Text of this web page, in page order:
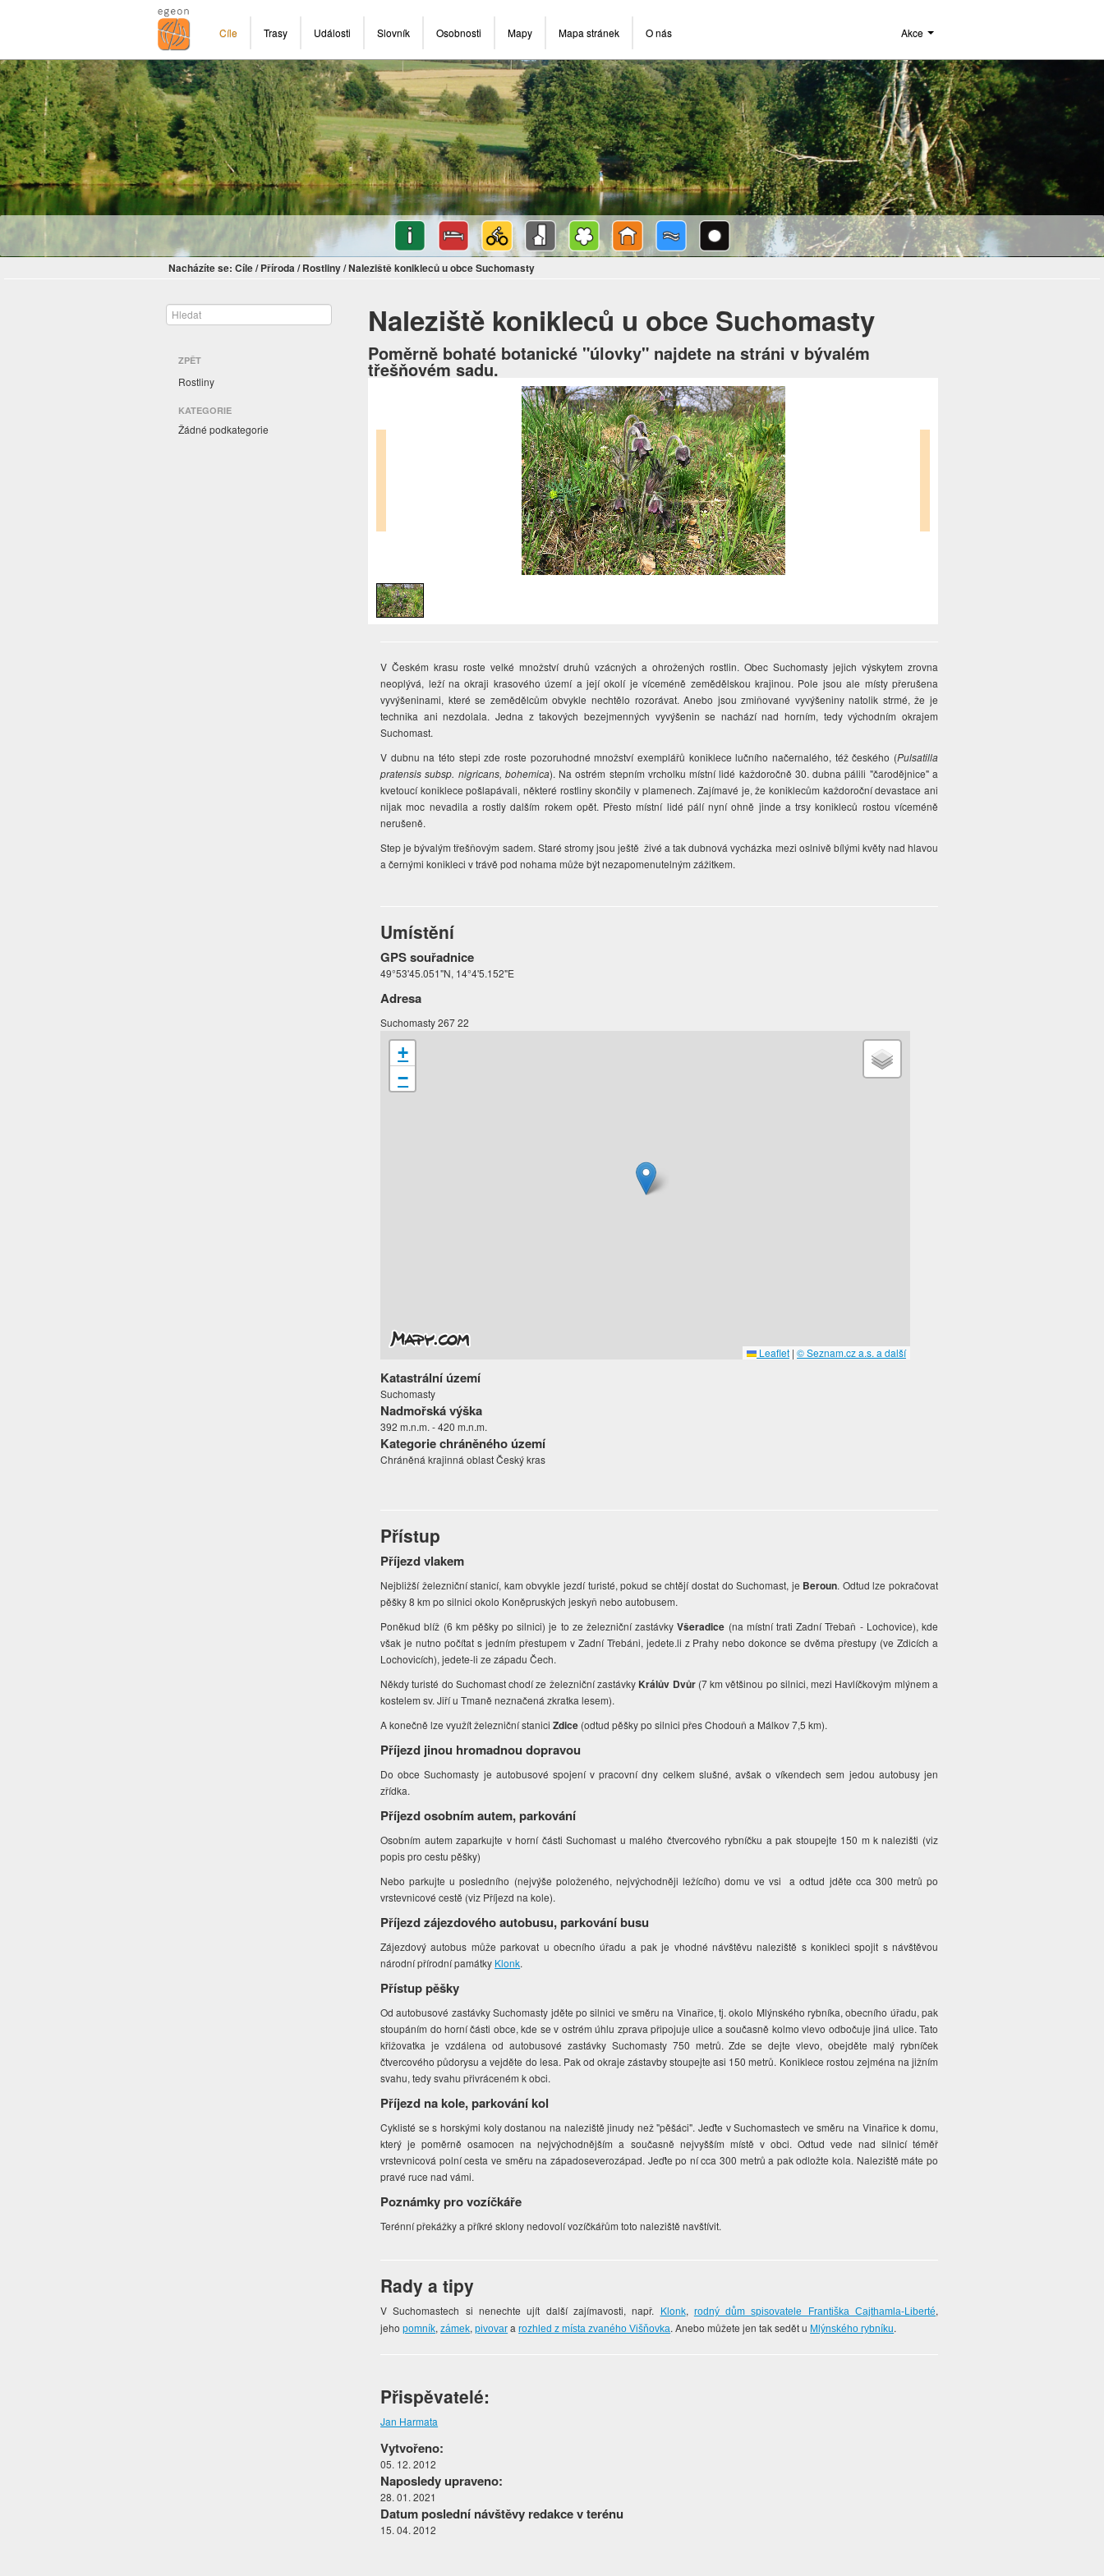
Cíle Trasy Události Slovník Osobnosti Mapy Mapa stránek O nás Akce
Nacházíte se: Cíle/ Příroda/ Rostliny/Naleziště konikleců u obce Suchomasty
ZPĚT
Rostliny
KATEGORIE
Žádné podkategorie
Naleziště konikleců u obce Suchomasty
Poměrně bohaté botanické "úlovky" najdete na stráni v bývalém
třešňovém sadu.
V Českém krasu roste velké množství druhů vzácných a ohrožených rostlin. Obec Suchomasty jejich výskytem zrovna
neoplývá, leží na okraji krasového území a její okolí je víceméně zemědělskou krajinou. Pole jsou ale místy přerušena
vyvýšeninami, které se zemědělcům obvykle nechtělo rozorávat. Anebo jsou zmiňované vyvýšeniny natolik strmé, že je
technika ani nezdolala. Jedna z takových bezejmenných vyvýšenin se nachází nad horním, tedy východním okrajem
Suchomast.
V dubnu na této stepi zde roste pozoruhodné množství exemplářů koniklece lučního načernalého, též českého (Pulsatilla
pratensis subsp. nigricans, bohemica). Na ostrém stepním vrcholku místní lidé každoročně 30. dubna pálili "čarodějnice" a
kvetoucí koniklece pošlapávali, některé rostliny skončily v plamenech. Zajímavé je, že koniklecům každoroční devastace ani
nijak moc nevadila a rostly dalším rokem opět. Přesto místní lidé pálí nyní ohně jinde a trsy konikleců rostou víceméně
nerušeně.
Step je bývalým třešňovým sadem. Staré stromy jsou ještě živé a tak dubnová vycházka mezi oslnivě bílými květy nad hlavou
a černými konikleci v trávě pod nohama může být nezapomenutelným zážitkem.
Umístění
GPS souřadnice
49°53'45.051"N, 14°4'5.152"E
Adresa
Suchomasty 267 22
+
−
Leaflet | © Seznam.cz a.s. a další
Katastrální území
Suchomasty
Nadmořská výška
392 m.n.m. - 420 m.n.m.
Kategorie chráněného území
Chráněná krajinná oblast Český kras
Přístup
Příjezd vlakem
Nejbližší železniční stanicí, kam obvykle jezdí turisté, pokud se chtějí dostat do Suchomast, je Beroun. Odtud lze pokračovat
pěšky 8 km po silnici okolo Koněpruských jeskyň nebo autobusem.
Poněkud blíž (6 km pěšky po silnici) je to ze železniční zastávkyVšeradice (na místní trati Zadní Třebaň - Lochovice), kde
však je nutno počítat s jedním přestupem v Zadní Třebáni, jedete.li z Prahy nebo dokonce se dvěma přestupy (ve Zdicích a
Lochovicích), jedete-li ze západu Čech.
Někdy turisté do Suchomast chodí ze železniční zastávky Králův Dvůr (7 km většinou po silnici, mezi Havlíčkovým mlýnem a
kostelem sv. Jiří u Tmaně neznačená zkratka lesem).
A konečně lze využít železniční staniciZdice (odtud pěšky po silnici přes Chodouň a Málkov 7,5 km).
Příjezd jinou hromadnou dopravou
Do obce Suchomasty je autobusové spojení v pracovní dny celkem slušné, avšak o víkendech sem jedou autobusy jen
zřídka.
Příjezd osobním autem, parkování
Osobním autem zaparkujte v horní části Suchomast u malého čtvercového rybníčku a pak stoupejte 150 m k nalezišti (viz
popis pro cestu pěšky)
Nebo parkujte u posledního (nejvýše položeného, nejvýchodněji ležícího) domu ve vsi a odtud jděte cca 300 metrů po
vrstevnicové cestě (viz Příjezd na kole).
Příjezd zájezdového autobusu, parkování busu
Zájezdový autobus může parkovat u obecního úřadu a pak je vhodné návštěvu naleziště s konikleci spojit s návštěvou
národní přírodní památky Klonk.
Přístup pěšky
Od autobusové zastávky Suchomasty jděte po silnici ve směru na Vinařice, tj. okolo Mlýnského rybníka, obecního úřadu, pak
stoupáním do horní části obce, kde se v ostrém úhlu zprava připojuje ulice a současně kolmo vlevo odbočuje jiná ulice. Tato
křižovatka je vzdálena od autobusové zastávky Suchomasty 750 metrů. Zde se dejte vlevo, obejděte malý rybníček
čtvercového půdorysu a vejděte do lesa. Pak od okraje zástavby stoupejte asi 150 metrů. Koniklece rostou zejména na jižním
svahu, tedy svahu přivráceném k obci.
Příjezd na kole, parkování kol
Cyklisté se s horskými koly dostanou na naleziště jinudy než "pěšáci". Jeďte v Suchomastech ve směru na Vinařice k domu,
který je poměrně osamocen na nejvýchodnějším a současně nejvyšším místě v obci. Odtud vede nad silnicí téměř
vrstevnicová polní cesta ve směru na západoseverozápad. Jeďte po ní cca 300 metrů a pak odložte kola. Naleziště máte po
pravé ruce nad vámi.
Poznámky pro vozíčkáře
Terénní překážky a příkré sklony nedovolí vozíčkářům toto naleziště navštívit.
Rady a tipy
V Suchomastech si nenechte ujít další zajímavosti, např. Klonk, rodný dům spisovatele Františka Cajthamla-Liberté,
jehopomník,zámek,pivovar arozhled z místa zvaného Višňovka. Anebo můžete jen tak sedět u Mlýnského rybníku.
Přispěvatelé:
Jan Harmata
Vytvořeno:
05. 12. 2012
Naposledy upraveno:
28. 01. 2021
Datum poslední návštěvy redakce v terénu
15. 04. 2012